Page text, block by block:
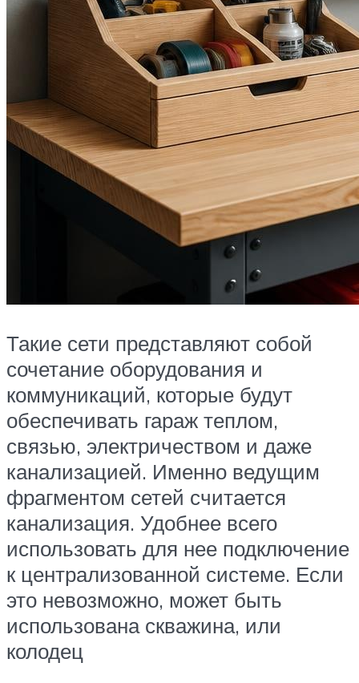
Такие сети представляют собой
сочетание оборудования и
коммуникаций, которые будут
обеспечивать гараж теплом,
связью, электричеством и даже
канализацией. Именно ведущим
фрагментом сетей считается
канализация. Удобнее всего
использовать для нее подключение
к централизованной системе. Если
это невозможно, может быть
использована скважина, или
колодец